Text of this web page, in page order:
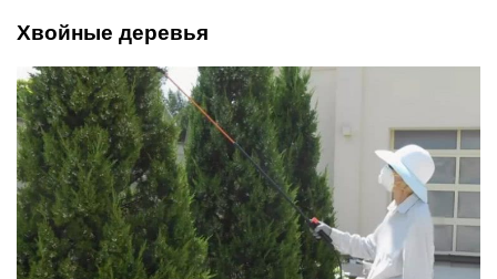
Хвойные деревья